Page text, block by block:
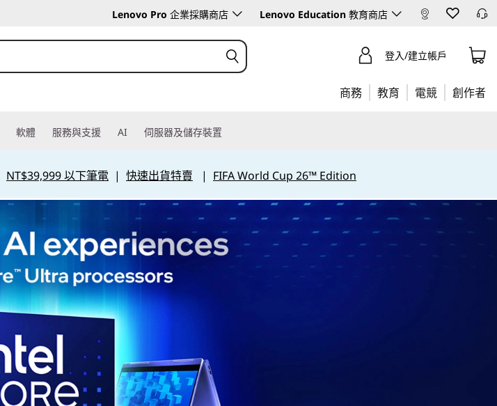
Lenovo Pro 企業採購商店 Lenovo Education 教育商店
登入/建立帳戶
商務 教育 電競 創作者
軟體 服務與支援 AI 伺服器及儲存裝置
NT$39,999 以下筆電 | 快速出貨特賣 | FIFA World Cup 26™ Edition